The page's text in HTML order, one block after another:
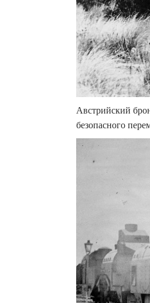
Австрийский
безопасного